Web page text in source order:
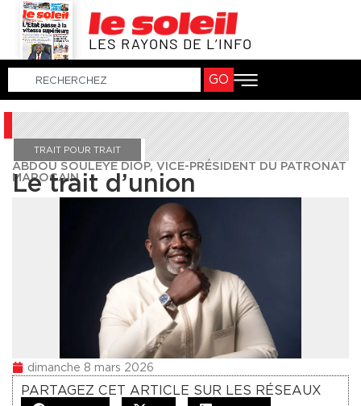
LES RAYONS DE L’INFO
GO
TRAIT POUR TRAIT
ABDOU SOULÈYE DIOP, VICE-PRÉSIDENT DU PATRONAT
MAROCAIN
Le trait d’union
dimanche 8 mars 2026
PARTAGEZ CET ARTICLE SUR LES RÉSEAUX